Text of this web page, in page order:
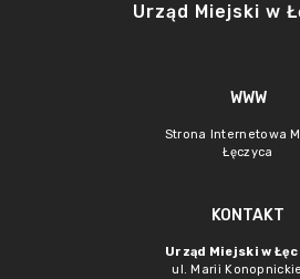
Urząd Miejski w
WWW
Strona Internetowa
Łęczyca
KONTAKT
Urząd Miejski w
ul. Marii